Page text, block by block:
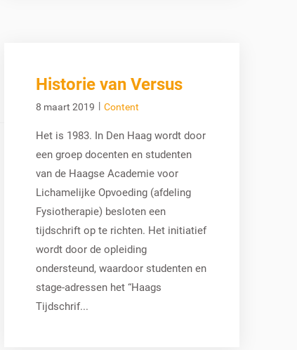
Historie van Versus
8 maart 2019 | Content
Het is 1983. In Den Haag wordt door
een groep docenten en studenten
van de Haagse Academie voor
Lichamelijke Opvoeding (afdeling
Fysiotherapie) besloten een
tijdschrift op te richten. Het initiatief
wordt door de opleiding
ondersteund, waardoor studenten en
stage-adressen het “Haags
Tijdschrif...